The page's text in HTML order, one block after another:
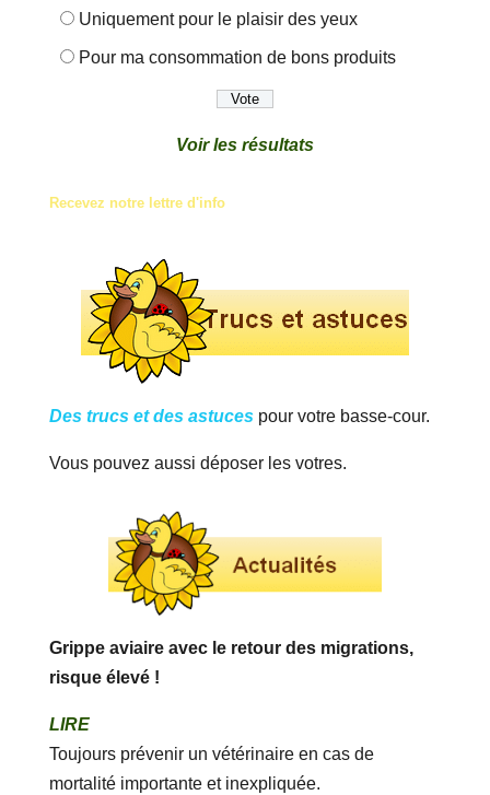
Uniquement pour le plaisir des yeux
Pour ma consommation de bons produits
Voir les résultats
Recevez notre lettre d'info
Des trucs et des astucespour votre basse-cour.
Vous pouvez aussi déposer les votres.
Grippe aviaire avec le retour des migrations,
risque élevé !
LIRE
Toujours prévenir un vétérinaire en cas de
mortalité importante et inexpliquée.